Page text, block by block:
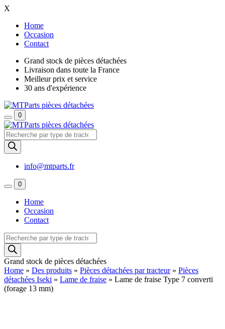
X
Home
Occasion
Contact
Grand stock de pièces détachées
Livraison dans toute la France
Meilleur prix et service
30 ans d'expérience
0
Recherche
de
produits
info@mtparts.fr
0
Home
Occasion
Contact
Recherche
de
produits
Grand stock de pièces détachées
Home » Des produits » Pièces détachées par tracteur» Pièces
détachées Iseki » Lame de fraise » Lame de fraise Type 7 converti
(forage 13 mm)